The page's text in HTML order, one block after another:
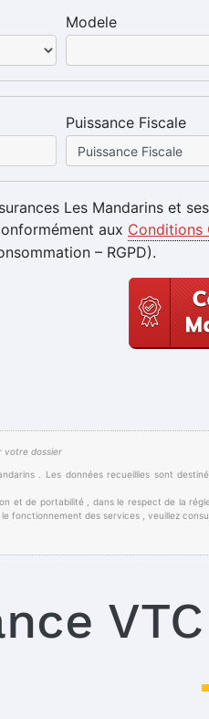
Modele
Puissance Fiscale
Les Mandarins et
aux Conditions
– RGPD).
votre dossier
. Les données recueillies sont
et de portabilité , dans le respect de la
fonctionnement des services , veuillez